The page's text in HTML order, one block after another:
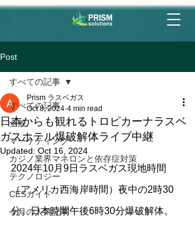
Post
すべての記事
全般
マーケティング
カジノ業界マネロンと依存症対策
テクノロジー
CESガイド
今月の人気記事
すべての記事
日本からも観れるトロピカーナラスベ
ガスホテル爆破解体ライブ中継
Prism ラスベガス
Oct 8, 2024 4 min read
Updated: Oct 16, 2024
2024年10月9日ラスベガス現地時間
（アメリカ西海岸時間）夜中の2時30
分。日本時間午後6時30分爆破解体。